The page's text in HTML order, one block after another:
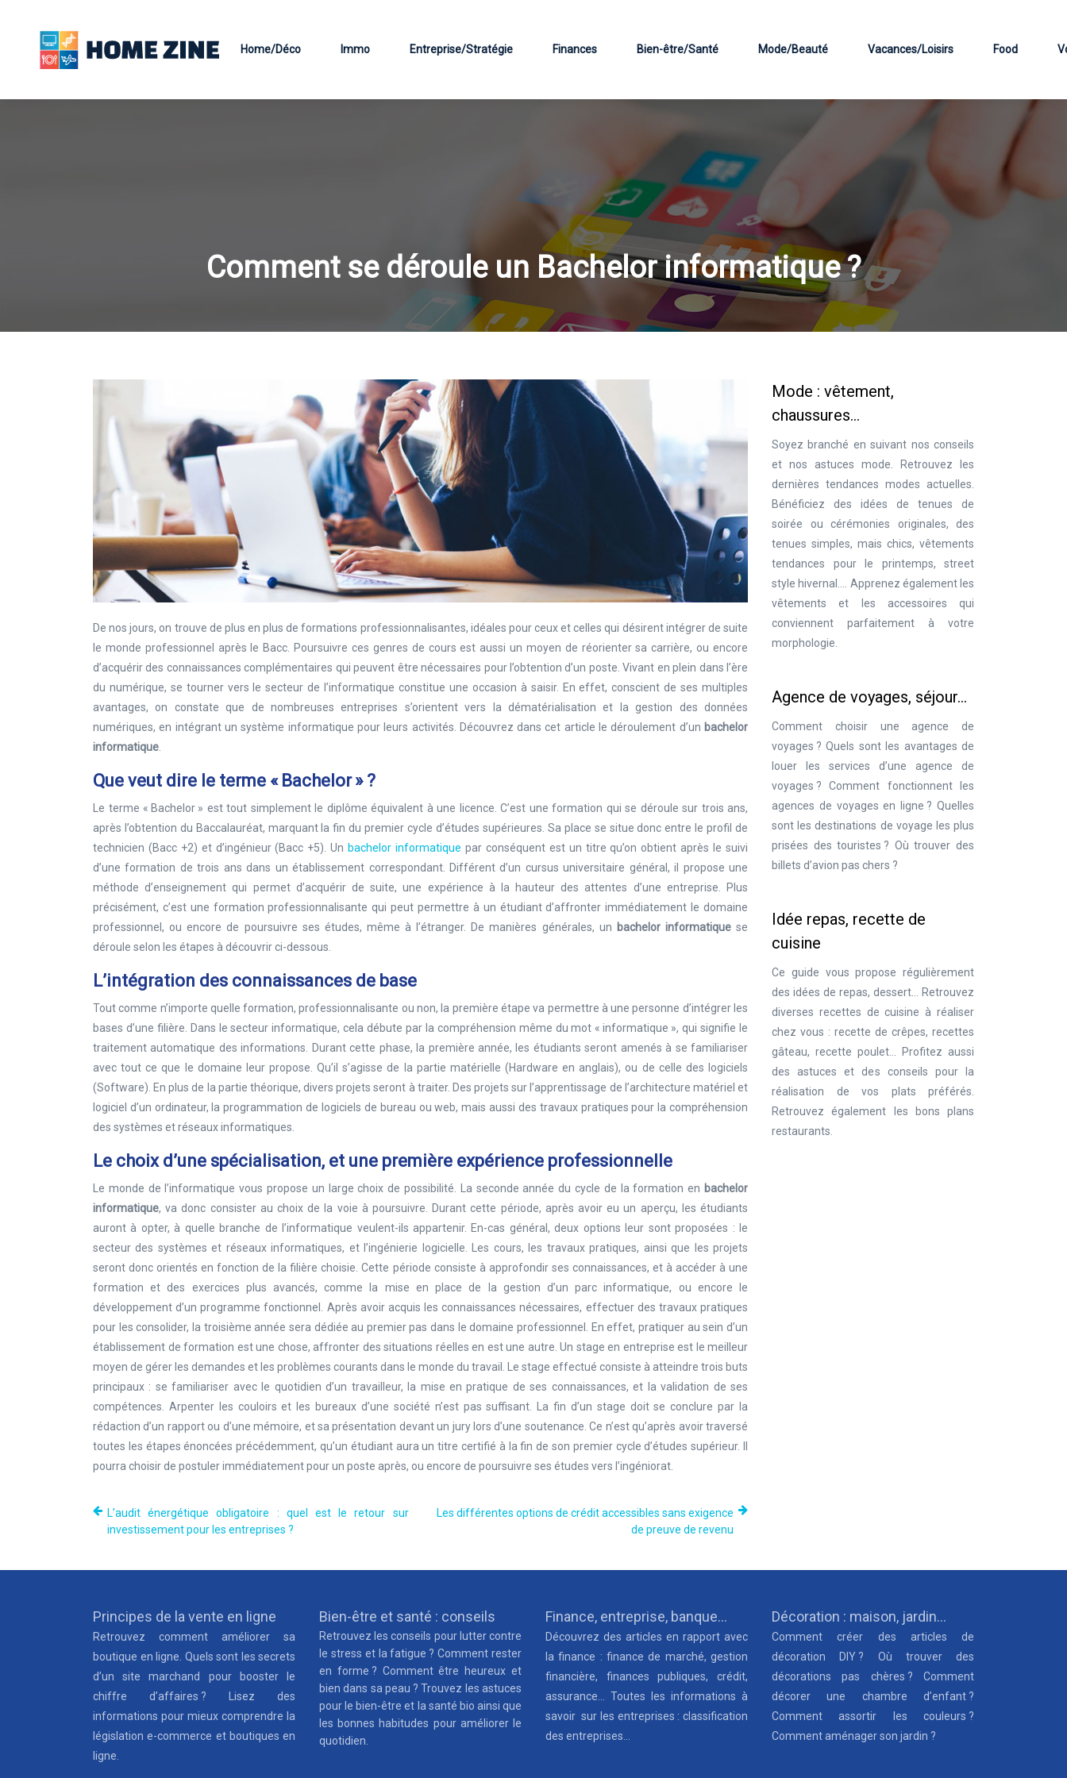
Home/Déco Immo Entreprise/Stratégie Finances Bien-être/Santé Mode/Beauté Vacances/Loisirs Food
Comment se déroule un Bachelor informatique ?
De nos jours, on trouve de plus en plus de formations professionnalisantes, idéales pour ceux et celles qui désirent intégrer de suite
le monde professionnel après le Bacc. Poursuivre ces genres de cours est aussi un moyen de réorienter sa carrière, ou encore
d’acquérir des connaissances complémentaires qui peuvent être nécessaires pour l’obtention d’un poste. Vivant en plein dans l’ère
du numérique, se tourner vers le secteur de l’informatique constitue une occasion à saisir. En effet, conscient de ses multiples
avantages, on constate que de nombreuses entreprises s’orientent vers la dématérialisation et la gestion des données
numériques, en intégrant un système informatique pour leurs activités. Découvrez dans cet article le déroulement d’un bachelor
informatique.
Que veut dire le terme « Bachelor » ?
Le terme « Bachelor » est tout simplement le diplôme équivalent à une licence. C’est une formation qui se déroule sur trois ans,
après l’obtention du Baccalauréat, marquant la fin du premier cycle d’études supérieures. Sa place se situe donc entre le profil de
technicien (Bacc +2) et d’ingénieur (Bacc +5). Un bachelor informatique par conséquent est un titre qu’on obtient après le suivi
d’une formation de trois ans dans un établissement correspondant. Différent d’un cursus universitaire général, il propose une
méthode d’enseignement qui permet d’acquérir de suite, une expérience à la hauteur des attentes d’une entreprise. Plus
précisément, c’est une formation professionnalisante qui peut permettre à un étudiant d’affronter immédiatement le domaine
professionnel, ou encore de poursuivre ses études, même à l’étranger. De manières générales, un bachelor informatique se
déroule selon les étapes à découvrir ci-dessous.
L’intégration des connaissances de base
Tout comme n’importe quelle formation, professionnalisante ou non, la première étape va permettre à une personne d’intégrer les
bases d’une filière. Dans le secteur informatique, cela débute par la compréhension même du mot « informatique », qui signifie le
traitement automatique des informations. Durant cette phase, la première année, les étudiants seront amenés à se familiariser
avec tout ce que le domaine leur propose. Qu’il s’agisse de la partie matérielle (Hardware en anglais), ou de celle des logiciels
(Software). En plus de la partie théorique, divers projets seront à traiter. Des projets sur l’apprentissage de l’architecture matériel et
logiciel d’un ordinateur, la programmation de logiciels de bureau ou web, mais aussi des travaux pratiques pour la compréhension
des systèmes et réseaux informatiques.
Le choix d’une spécialisation, et une première expérience professionnelle
Le monde de l’informatique vous propose un large choix de possibilité. La seconde année du cycle de la formation en bachelor
informatique, va donc consister au choix de la voie à poursuivre. Durant cette période, après avoir eu un aperçu, les étudiants
auront à opter, à quelle branche de l’informatique veulent-ils appartenir. En-cas général, deux options leur sont proposées : le
secteur des systèmes et réseaux informatiques, et l’ingénierie logicielle. Les cours, les travaux pratiques, ainsi que les projets
seront donc orientés en fonction de la filière choisie. Cette période consiste à approfondir ses connaissances, et à accéder à une
formation et des exercices plus avancés, comme la mise en place de la gestion d’un parc informatique, ou encore le
développement d’un programme fonctionnel. Après avoir acquis les connaissances nécessaires, effectuer des travaux pratiques
pour les consolider, la troisième année sera dédiée au premier pas dans le domaine professionnel. En effet, pratiquer au sein d’un
établissement de formation est une chose, affronter des situations réelles en est une autre. Un stage en entreprise est le meilleur
moyen de gérer les demandes et les problèmes courants dans le monde du travail. Le stage effectué consiste à atteindre trois buts
principaux : se familiariser avec le quotidien d’un travailleur, la mise en pratique de ses connaissances, et la validation de ses
compétences. Arpenter les couloirs et les bureaux d’une société n’est pas suffisant. La fin d’un stage doit se conclure par la
rédaction d’un rapport ou d’une mémoire, et sa présentation devant un jury lors d’une soutenance. Ce n’est qu’après avoir traversé
toutes les étapes énoncées précédemment, qu’un étudiant aura un titre certifié à la fin de son premier cycle d’études supérieur. Il
pourra choisir de postuler immédiatement pour un poste après, ou encore de poursuivre ses études vers l’ingéniorat.
L’audit énergétique obligatoire : quel est le retour sur
investissement pour les entreprises ?
Les différentes options de crédit accessibles sans exigence
de preuve de revenu
Mode : vêtement,
chaussures…
Soyez branché en suivant nos conseils
et nos astuces mode. Retrouvez les
dernières tendances modes actuelles.
Bénéficiez des idées de tenues de
soirée ou cérémonies originales, des
tenues simples, mais chics, vêtements
tendances pour le printemps, street
style hivernal…. Apprenez également les
vêtements et les accessoires qui
conviennent parfaitement à votre
morphologie.
Agence de voyages, séjour…
Comment choisir une agence de
voyages ? Quels sont les avantages de
louer les services d’une agence de
voyages ? Comment fonctionnent les
agences de voyages en ligne ? Quelles
sont les destinations de voyage les plus
prisées des touristes ? Où trouver des
billets d’avion pas chers ?
Idée repas, recette de
cuisine
Ce guide vous propose régulièrement
des idées de repas, dessert… Retrouvez
diverses recettes de cuisine à réaliser
chez vous : recette de crêpes, recettes
gâteau, recette poulet… Profitez aussi
des astuces et des conseils pour la
réalisation de vos plats préférés.
Retrouvez également les bons plans
restaurants.
Principes de la vente en ligne
Retrouvez comment améliorer sa
boutique en ligne. Quels sont les secrets
d’un site marchand pour booster le
chiffre d’affaires ? Lisez des
informations pour mieux comprendre la
législation e-commerce et boutiques en
ligne.
Bien-être et santé : conseils
Retrouvez les conseils pour lutter contre
le stress et la fatigue ? Comment rester
en forme ? Comment être heureux et
bien dans sa peau ? Trouvez les astuces
pour le bien-être et la santé bio ainsi que
les bonnes habitudes pour améliorer le
quotidien.
Finance, entreprise, banque…
Découvrez des articles en rapport avec
la finance : finance de marché, gestion
financière, finances publiques, crédit,
assurance… Toutes les informations à
savoir sur les entreprises : classification
des entreprises…
Décoration : maison, jardin…
Comment créer des articles de
décoration DIY ? Où trouver des
décorations pas chères ? Comment
décorer une chambre d’enfant ?
Comment assortir les couleurs ?
Comment aménager son jardin ?